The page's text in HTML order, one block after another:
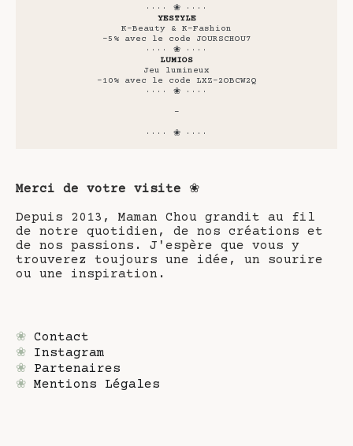
···· ❀ ····
YESTYLE
K-Beauty & K-Fashion
-5% avec le code JOURSCHOU7
···· ❀ ····
LUMIOS
Jeu lumineux
-10% avec le code LXZ-2OBCW2Q
···· ❀ ····
-
···· ❀ ····
Merci de votre visite ❀
Depuis 2013, Maman Chou grandit au fil
de notre quotidien, de nos créations et
de nos passions. J'espère que vous y
trouverez toujours une idée, un sourire
ou une inspiration.
❀ Contact
❀ Instagram
❀ Partenaires
❀ Mentions Légales